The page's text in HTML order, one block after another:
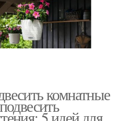
комнатные